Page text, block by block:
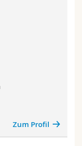
Zum Profil